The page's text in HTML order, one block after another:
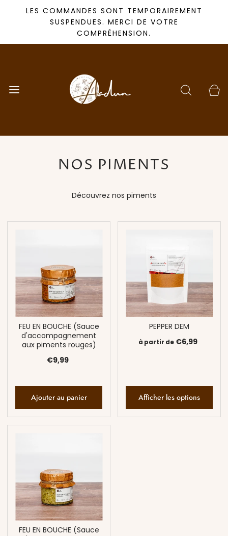
LES COMMANDES SONT TEMPORAIREMENT
SUSPENDUES. MERCI DE VOTRE
COMPRÉHENSION.
NOS PIMENTS
Découvrez nos piments
FEU EN BOUCHE (Sauce
d'accompagnement
aux piments rouges)
€9,99
Ajouter au panier
PEPPER DEM
à partir de €6,99
Afficher les options
FEU EN BOUCHE (Sauce